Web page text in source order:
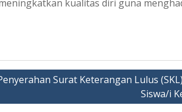
kualitas diri guna
Surat Keterangan Lulus
Siswa/i